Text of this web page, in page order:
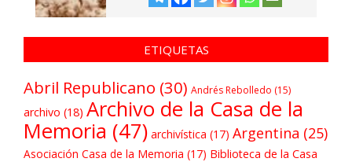
ETIQUETAS
Abril Republicano (30) Andrés Rebolledo (15)
archivo (18) Archivo de la Casa de la
Memoria (47) archivística (17) Argentina (25)
Asociación Casa de la Memoria (17) Biblioteca de la Casa